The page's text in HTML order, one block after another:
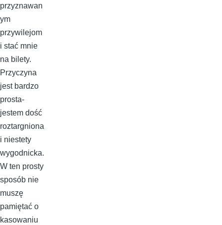
przyznawan
ym
przywilejom
i stać mnie
na bilety.
Przyczyna
jest bardzo
prosta-
jestem dość
roztargniona
i niestety
wygodnicka.
W ten prosty
sposób nie
muszę
pamiętać o
kasowaniu